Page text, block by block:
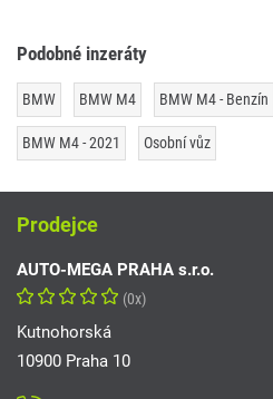
Podobné inzeráty
BMW BMW M4 BMW M4 - Benzín
BMW M4 - 2021 Osobní vůz
Prodejce
AUTO-MEGA PRAHA s.r.o.
(0x)
Kutnohorská
10900 Praha 10